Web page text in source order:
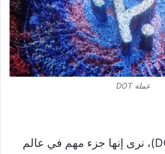
عملة DOT
عملة بولكا دوت (DOT)، نرى إنها جزء مهم في عالم